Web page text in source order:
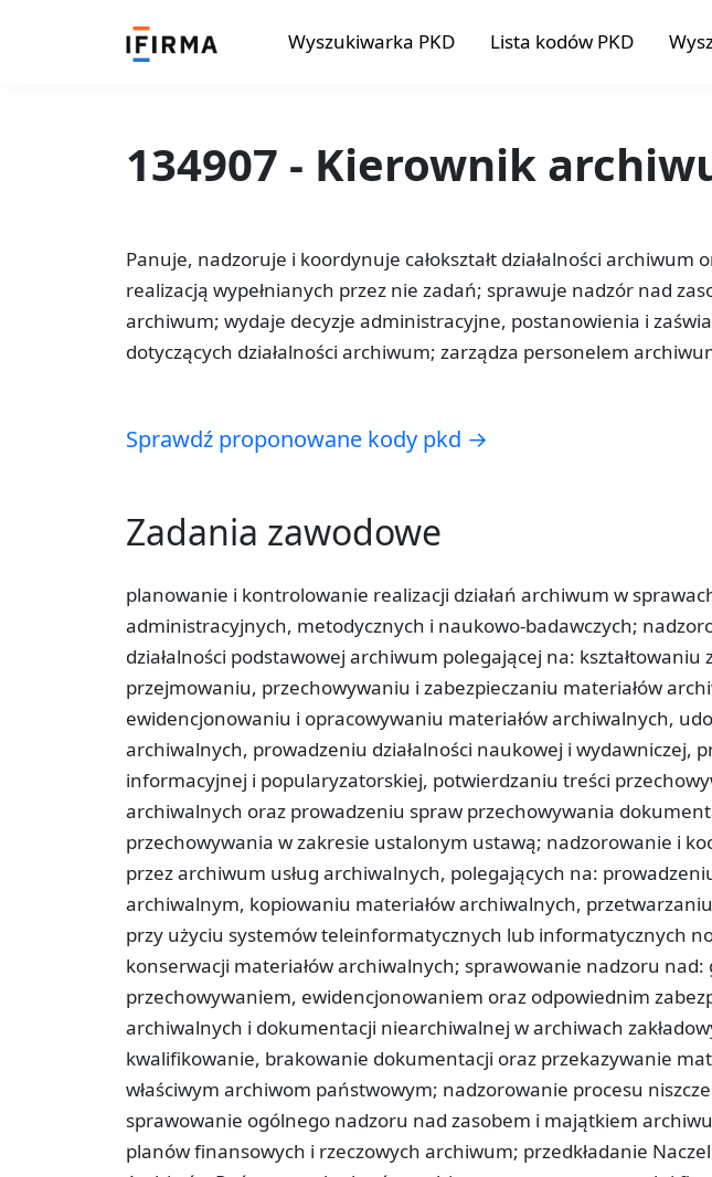
Wyszukiwarka PKD Lista kodów PKD
134907 - Kierownik
Panuje, nadzoruje i koordynuje całokształt działalności archiwum
realizacją wypełnianych przez nie zadań; sprawuje nadzór nad
archiwum; wydaje decyzje administracyjne, postanowienia i
dotyczących działalności archiwum; zarządza personelem
Sprawdź proponowane kody pkd →
Zadania zawodowe
planowanie i kontrolowanie realizacji działań archiwum w
administracyjnych, metodycznych i naukowo-badawczych;
działalności podstawowej archiwum polegającej na:
przejmowaniu, przechowywaniu i zabezpieczaniu materiałów
ewidencjonowaniu i opracowywaniu materiałów archiwalnych,
archiwalnych, prowadzeniu działalności naukowej i wydawniczej,
informacyjnej i popularyzatorskiej, potwierdzaniu treści
archiwalnych oraz prowadzeniu spraw przechowywania
przechowywania w zakresie ustalonym ustawą; nadzorowanie i
przez archiwum usług archiwalnych, polegających na:
archiwalnym, kopiowaniu materiałów archiwalnych,
przy użyciu systemów teleinformatycznych lub informatycznych
konserwacji materiałów archiwalnych; sprawowanie nadzoru
przechowywaniem, ewidencjonowaniem oraz odpowiednim
archiwalnych i dokumentacji niearchiwalnej w archiwach
kwalifikowanie, brakowanie dokumentacji oraz przekazywanie
właściwym archiwom państwowym; nadzorowanie procesu
sprawowanie ogólnego nadzoru nad zasobem i majątkiem
planów finansowych i rzeczowych archiwum; przedkładanie